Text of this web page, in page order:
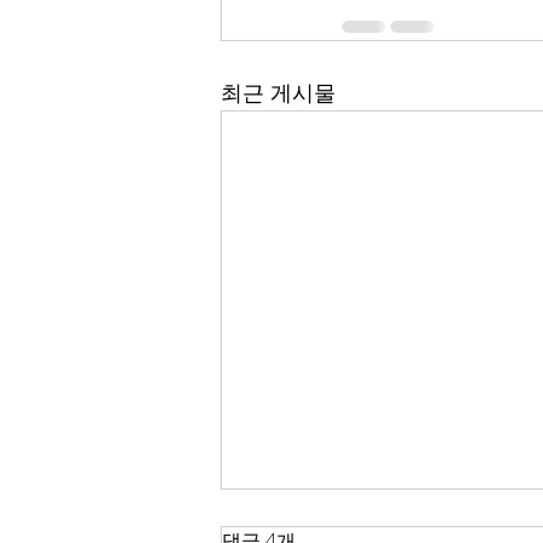
최근 게시물
한국 경제